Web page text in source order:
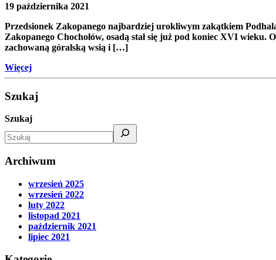
19 października 2021
Przedsionek Zakopanego najbardziej urokliwym zakątkiem
Zakopanego Chochołów, osadą stał się już pod koniec XVI
zachowaną góralską wsią i […]
Więcej
Szukaj
Szukaj
Archiwum
wrzesień 2025
wrzesień 2022
luty 2022
listopad 2021
październik 2021
lipiec 2021